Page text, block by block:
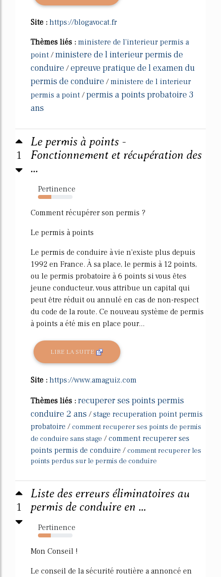
Site : https://blogavocat.fr
Thèmes liés : ministere de l'interieur permis a
point /ministere de l interieur permis de
conduire /epreuve pratique de l examen du
permis de conduire /ministere de l interieur
permis a point /permis a points probatoire 3
ans
1
Le permis à points -
Fonctionnement et récupération des
...
Pertinence
39%
Comment récupérer son permis ?
Le permis à points
Le permis de conduire à vie n'existe plus depuis
1992 en France. À sa place, le permis à 12 points,
ou le permis probatoire à 6 points si vous êtes
jeune conducteur, vous attribue un capital qui
peut être réduit ou annulé en cas de non-respect
du code de la route. Ce nouveau système de permis
à points a été mis en place pour...
LIRE LA SUITE
Site : https://www.amaguiz.com
Thèmes liés : recuperer ses points permis
conduire 2 ans /stage recuperation point permis
probatoire / comment recuperer ses points de permis
de conduire sans stage /comment recuperer ses
points permis de conduire / comment recuperer les
points perdus sur le permis de conduire
1
Liste des erreurs éliminatoires au
permis de conduire en ...
Pertinence
37%
Mon Conseil !
Le conseil de la sécurité routière a annoncé en